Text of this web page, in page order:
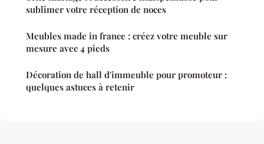
sublimer votre réception de noces
Meubles made in france : créez votre meuble sur
mesure avec 4 pieds
Décoration de hall d'immeuble pour promoteur :
quelques astuces à retenir